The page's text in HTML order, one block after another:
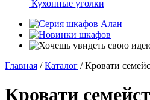
Кухонные уголки
Главная / Каталог / Кровати
Кровати